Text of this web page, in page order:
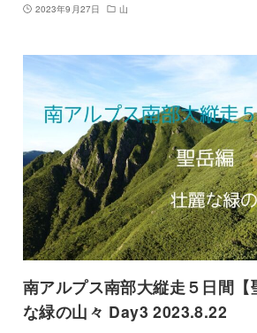
2023年9月27日 山
南アルプス南部大縦走５日間【
な緑の山々 Day3 2023.8.22